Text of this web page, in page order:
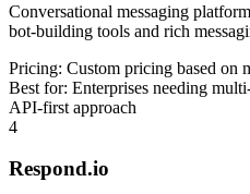
Conversational messaging
bot-building tools and rich
Pricing: Custom pricing based on
Best for: Enterprises needing
API-first approach
4
Respond.io